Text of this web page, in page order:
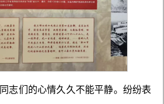
志们的心情久久不能平静。纷纷表